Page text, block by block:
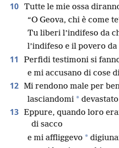
10 Tutte le mie ossa
“O Geova, chi è come
Tu liberi l’indifeso da
l’indifeso e il povero
11 Perfidi testimoni si
e mi accusano di cose
12 Mi rendono male per
lasciandomi *
13 Eppure, quando loro
di sacco
e mi affliggevo *